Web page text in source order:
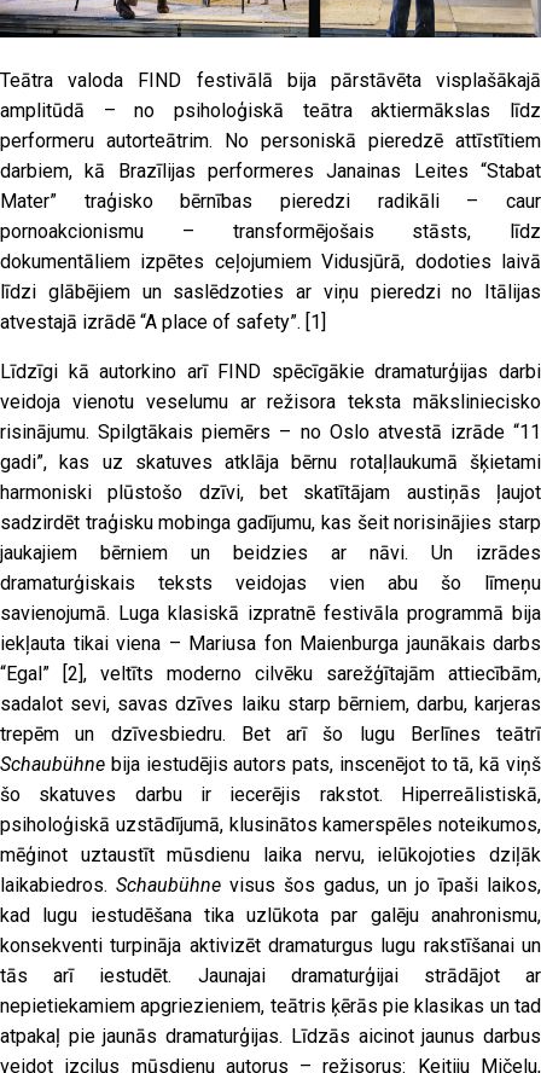
Teātra valoda FIND festivālā bija pārstāvēta visplašākajā
amplitūdā – no psiholoģiskā teātra aktiermākslas līdz
performeru autorteātrim. No personiskā pieredzē attīstītiem
darbiem, kā Brazīlijas performeres Janainas Leites “Stabat
Mater” traģisko bērnības pieredzi radikāli – caur
pornoakcionismu – transformējošais stāsts, līdz
dokumentāliem izpētes ceļojumiem Vidusjūrā, dodoties laivā
līdzi glābējiem un saslēdzoties ar viņu pieredzi no Itālijas
atvestajā izrādē “A place of safety”. [1]
Līdzīgi kā autorkino arī FIND spēcīgākie dramaturģijas darbi
veidoja vienotu veselumu ar režisora teksta māksliniecisko
risinājumu. Spilgtākais piemērs – no Oslo atvestā izrāde “11
gadi”, kas uz skatuves atklāja bērnu rotaļlaukumā šķietami
harmoniski plūstošo dzīvi, bet skatītājam austiņās ļaujot
sadzirdēt traģisku mobinga gadījumu, kas šeit norisinājies starp
jaukajiem bērniem un beidzies ar nāvi. Un izrādes
dramaturģiskais teksts veidojas vien abu šo līmeņu
savienojumā. Luga klasiskā izpratnē festivāla programmā bija
iekļauta tikai viena – Mariusa fon Maienburga jaunākais darbs
“Egal”
[2], veltīts moderno cilvēku sarežģītajām attiecībām,
sadalot sevi, savas dzīves laiku starp bērniem, darbu, karjeras
trepēm un dzīvesbiedru. Bet arī šo lugu Berlīnes teātrī
Schaubühne bija iestudējis autors pats, inscenējot to tā, kā viņš
šo skatuves darbu ir iecerējis rakstot. Hiperreālistiskā,
psiholoģiskā uzstādījumā, klusinātos kamerspēles noteikumos,
mēģinot uztaustīt mūsdienu laika nervu, ielūkojoties dziļāk
laikabiedros. Schaubühne visus šos gadus, un jo īpaši laikos,
kad lugu iestudēšana tika uzlūkota par galēju anahronismu,
konsekventi turpināja aktivizēt dramaturgus lugu rakstīšanai un
tās arī iestudēt. Jaunajai dramaturģijai strādājot ar
nepietiekamiem apgriezieniem, teātris ķērās pie klasikas un tad
atpakaļ pie jaunās dramaturģijas. Līdzās aicinot jaunus darbus
veidot izcilus mūsdienu autorus – režisorus: Keitiju Mičelu,